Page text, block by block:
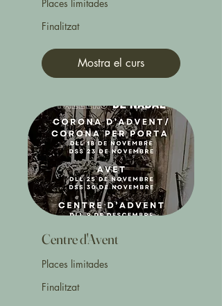
Places limitades
Finalitzat
Mostra el curs
Centre d'Avent
Places limitades
Finalitzat